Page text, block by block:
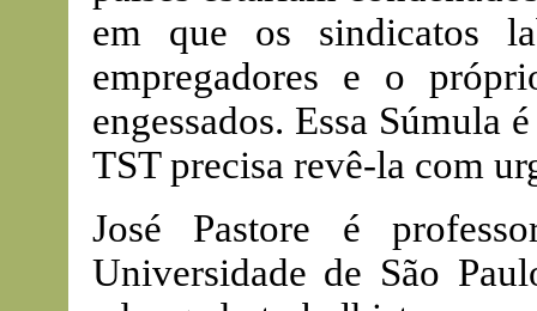
em que os sindicatos
empregadores e o
engessados. Essa Súmula
TST precisa revê-la com
José Pastore é
Universidade de São